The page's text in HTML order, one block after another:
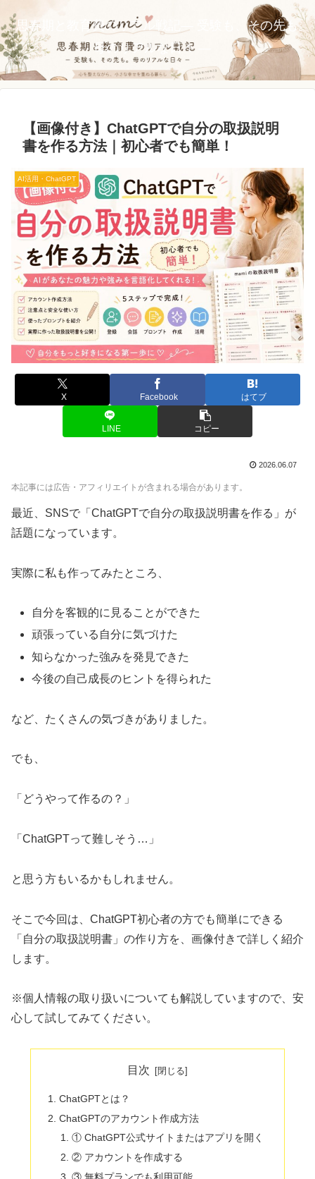
思春期と教育費のリアル戦記― 受験も、その先も。
母のリアルな日々 ―
【画像付き】ChatGPTで自分の取扱説明
書を作る方法｜初心者でも簡単！
AI活用・ChatGPT
X Facebook はてブ
LINE コピー
2026.06.07
本記事には広告・アフィリエイトが含まれる場合があります。
最近、SNSで「ChatGPTで自分の取扱説明書を作る」が
話題になっています。
実際に私も作ってみたところ、
自分を客観的に見ることができた
頑張っている自分に気づけた
知らなかった強みを発見できた
今後の自己成長のヒントを得られた
など、たくさんの気づきがありました。
でも、
「どうやって作るの？」
「ChatGPTって難しそう…」
と思う方もいるかもしれません。
そこで今回は、ChatGPT初心者の方でも簡単にできる
「自分の取扱説明書」の作り方を、画像付きで詳しく紹介
します。
※個人情報の取り扱いについても解説していますので、安
心して試してみてください。
目次
ChatGPTとは？
ChatGPTのアカウント作成方法
① ChatGPT公式サイトまたはアプリを開く
② アカウントを作成する